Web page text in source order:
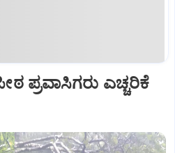
ಪ್ರವಾಸಿಗರು ಎಚ್ಚರಿಕೆ